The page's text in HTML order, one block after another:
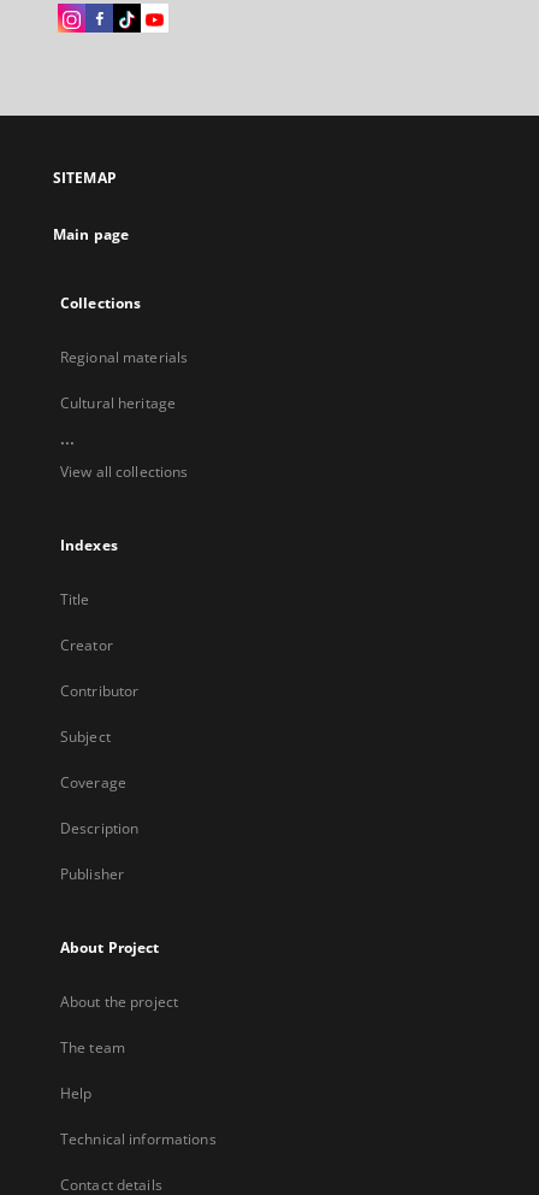
Instagram
open
new
Facebook
open
new
Instagram
open
new
Instagram
open
SITEMAP
Main page
Collections
Regional materials
Cultural heritage
...
View all collections
Indexes
Title
Creator
Contributor
Subject
Coverage
Description
Publisher
About Project
About the project
The team
Help
Technical informations
Contact details